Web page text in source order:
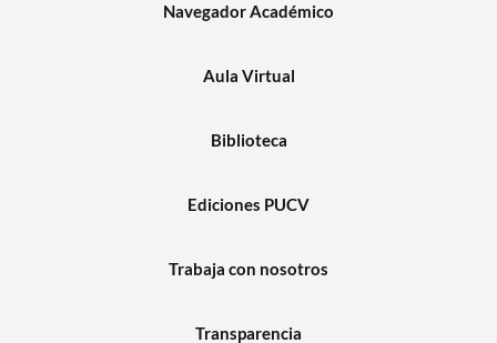
Navegador Académico
Aula Virtual
Biblioteca
Ediciones PUCV
Trabaja con nosotros
Transparencia